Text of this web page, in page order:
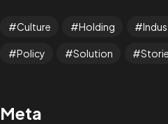
Culture Holding
Policy Solution
Meta